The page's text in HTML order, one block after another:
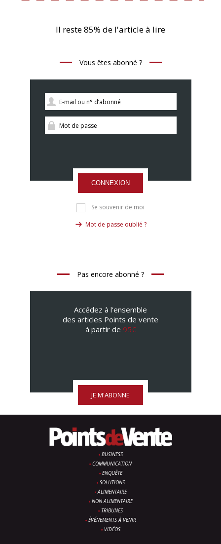
Il reste 85% de l'article à lire
Vous êtes abonné ?
CONNEXION
Se souvenir de moi
Mot de passe oublié ?
Pas encore abonné ?
Accédez à l’ensemble
des articles Points de vente
à partir de 95€
JE M'ABONNE
BUSINESS
COMMUNICATION
ENQUÊTE
SOLUTIONS
ALIMENTAIRE
NON ALIMENTAIRE
TRIBUNES
ÉVÉNEMENTS À VENIR
VIDÉOS